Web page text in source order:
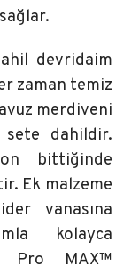
devridaim
zaman temiz
merdiveni
dahildir.
bittiğinde
Ek malzeme
vanasına
kolayca
Pro MAX™